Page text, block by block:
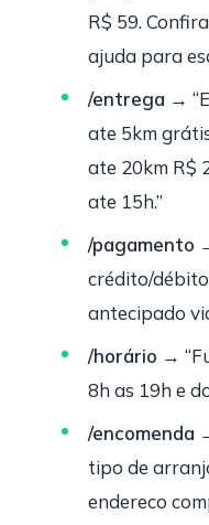
R$ 59.
ajuda para
/entrega →
ate 5km
ate 20km R$
ate 15h.”
/pagamento
crédito/
antecipado
/horário →
8h as 19h e
/encomenda
tipo de
endereco